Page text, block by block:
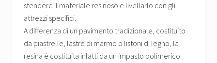
stendere il materiale resinoso e livellarlo con gli
attrezzi specifici.
A differenza di un pavimento tradizionale, costituito
da piastrelle, lastre di marmo o listoni di legno, la
resina è costituita infatti da un impasto polimerico